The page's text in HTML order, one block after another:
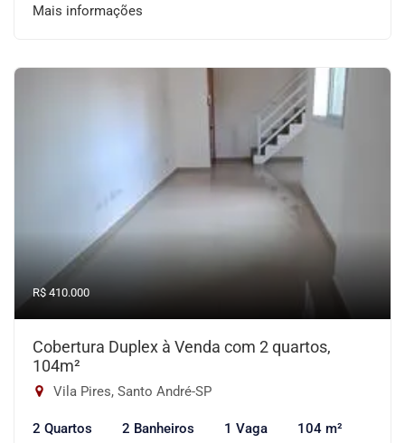
Mais informações
R$ 410.000
Cobertura Duplex à Venda com 2 quartos,
104m²
Vila Pires, Santo André-SP
2 Quartos 2 Banheiros 1 Vaga 104 m²